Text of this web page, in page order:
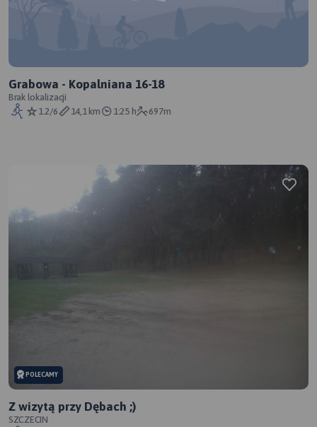
Grabowa - Kopalniana 16-18
Brak lokalizacji
1.2/6
14,1 km 1:25 h 697m
POLECAMY
Z wizytą przy Dębach ;)
SZCZECIN